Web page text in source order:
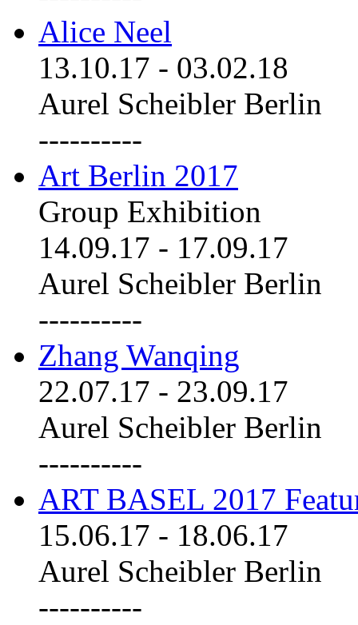
Alice Neel
13.10.17 - 03.02.18
Aurel Scheibler Berlin
----------
Art Berlin 2017
Group Exhibition
14.09.17 - 17.09.17
Aurel Scheibler Berlin
----------
Zhang Wanqing
22.07.17 - 23.09.17
Aurel Scheibler Berlin
----------
ART BASEL 2017
15.06.17 - 18.06.17
Aurel Scheibler Berlin
----------